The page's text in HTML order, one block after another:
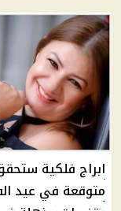
ابراج فلكية
متوقعة في عيد